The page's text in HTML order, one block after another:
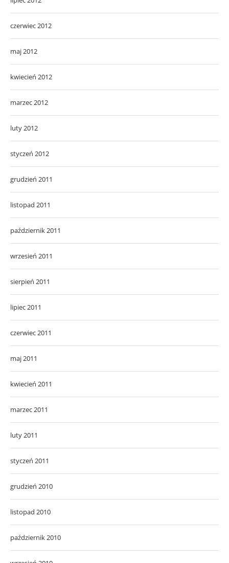
czerwiec 2012
maj 2012
kwiecień 2012
marzec 2012
luty 2012
styczeń 2012
grudzień 2011
listopad 2011
październik 2011
wrzesień 2011
sierpień 2011
lipiec 2011
czerwiec 2011
maj 2011
kwiecień 2011
marzec 2011
luty 2011
styczeń 2011
grudzień 2010
listopad 2010
październik 2010